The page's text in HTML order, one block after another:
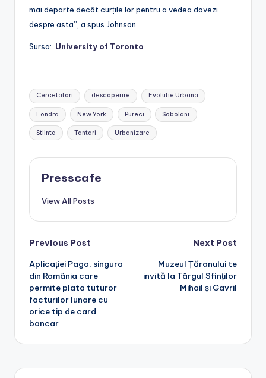
mai departe decât curțile lor pentru a vedea dovezi
despre asta”, a spus Johnson.
Sursa: University of Toronto
Tags:
Cercetatori descoperire Evolutie Urbana
Londra New York Pureci Sobolani
Stiinta Tantari Urbanizare
Presscafe
View All Posts
Post
navigation
Previous Post
Aplicației Pago, singura
din România care
permite plata tuturor
facturilor lunare cu
orice tip de card
bancar
Next Post
Muzeul Țăranului te
invită la Târgul Sfinților
Mihail și Gavril